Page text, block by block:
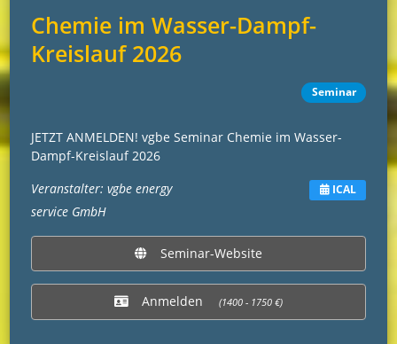
Chemie im Wasser-Dampf-
Kreislauf 2026
Seminar
JETZT ANMELDEN! vgbe Seminar Chemie im Wasser-
Dampf-Kreislauf 2026
Veranstalter: vgbe energy
service GmbH
ICAL
Seminar-Website
Anmelden (1400 - 1750 €)